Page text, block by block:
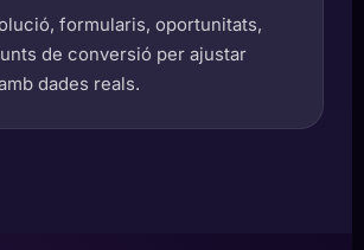
formularis, oportunitats,
de conversió per ajustar
dades reals.